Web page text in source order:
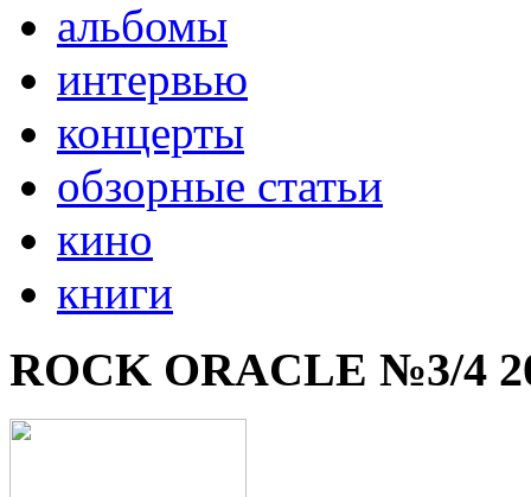
альбомы
интервью
концерты
обзорные статьи
кино
книги
ROCK ORACLE №3/4